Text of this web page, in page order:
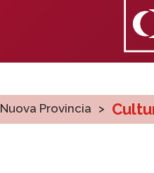
Provincia >